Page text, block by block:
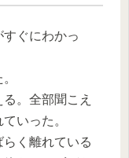
ぐにわかっ
。全部聞こえ
いった。
く離れている